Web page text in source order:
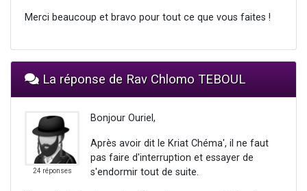
Merci beaucoup et bravo pour tout ce que vous faites !
La réponse de Rav Chlomo TEBOUL
24 réponses
Bonjour Ouriel,
Après avoir dit le Kriat Chéma', il ne faut
pas faire d'interruption et essayer de
s'endormir tout de suite.